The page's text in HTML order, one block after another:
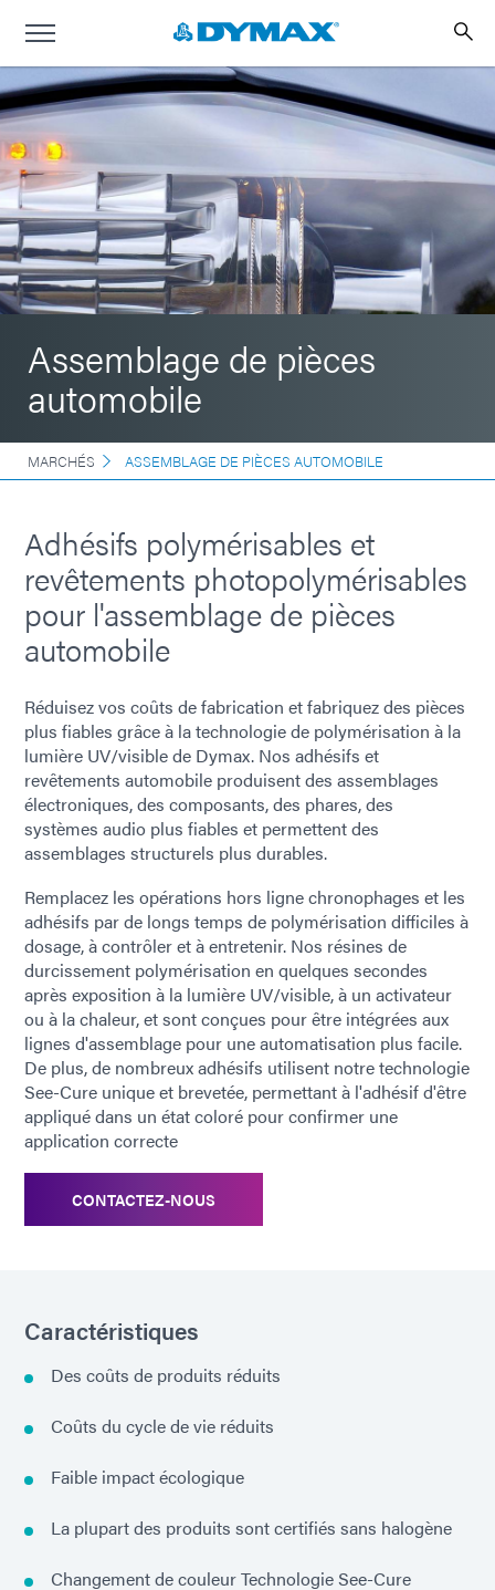
Assemblage de pièces
automobile
MARCHÉS ASSEMBLAGE DE PIÈCES AUTOMOBILE
Adhésifs polymérisables et
revêtements photopolymérisables
pour l'assemblage de pièces
automobile
Réduisez vos coûts de fabrication et fabriquez des pièces
plus fiables grâce à la technologie de polymérisation à la
lumière UV/visible de Dymax. Nos adhésifs et
revêtements automobile produisent des assemblages
électroniques, des composants, des phares, des
systèmes audio plus fiables et permettent des
assemblages structurels plus durables.
Remplacez les opérations hors ligne chronophages et les
adhésifs par de longs temps de polymérisation difficiles à
dosage, à contrôler et à entretenir. Nos résines de
durcissement polymérisation en quelques secondes
après exposition à la lumière UV/visible, à un activateur
ou à la chaleur, et sont conçues pour être intégrées aux
lignes d'assemblage pour une automatisation plus facile.
De plus, de nombreux adhésifs utilisent notre technologie
See-Cure unique et brevetée, permettant à l'adhésif d'être
appliqué dans un état coloré pour confirmer une
application correcte
CONTACTEZ-NOUS
Caractéristiques
Des coûts de produits réduits
Coûts du cycle de vie réduits
Faible impact écologique
La plupart des produits sont certifiés sans halogène
Changement de couleur Technologie See-Cure